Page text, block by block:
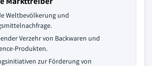
Weltbevölkerung und
Verzehr von Backwaren und
Produkten.
zur Förderung von